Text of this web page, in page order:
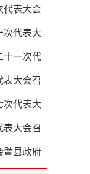
代表大会
次代表大
十一次代
表大会召
次代表大
表大会召
暨县政府